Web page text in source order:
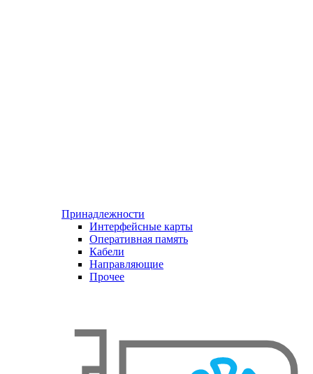
Принадлежности
Интерфейсные карты
Оперативная память
Кабели
Направляющие
Прочее